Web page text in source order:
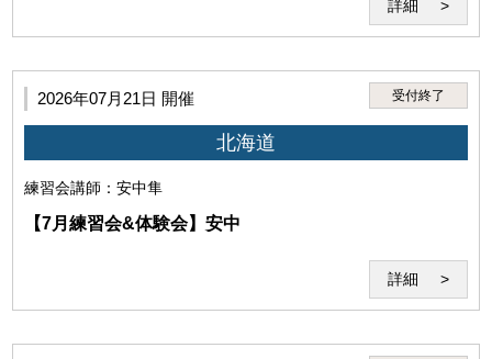
・前項の条件を満たした場合においても、本サービスの利用に支
詳細
2026年07月21日 開催 受付終了
北海道
練習会講師：安中隼
【7月練習会&体験会】安中
詳細